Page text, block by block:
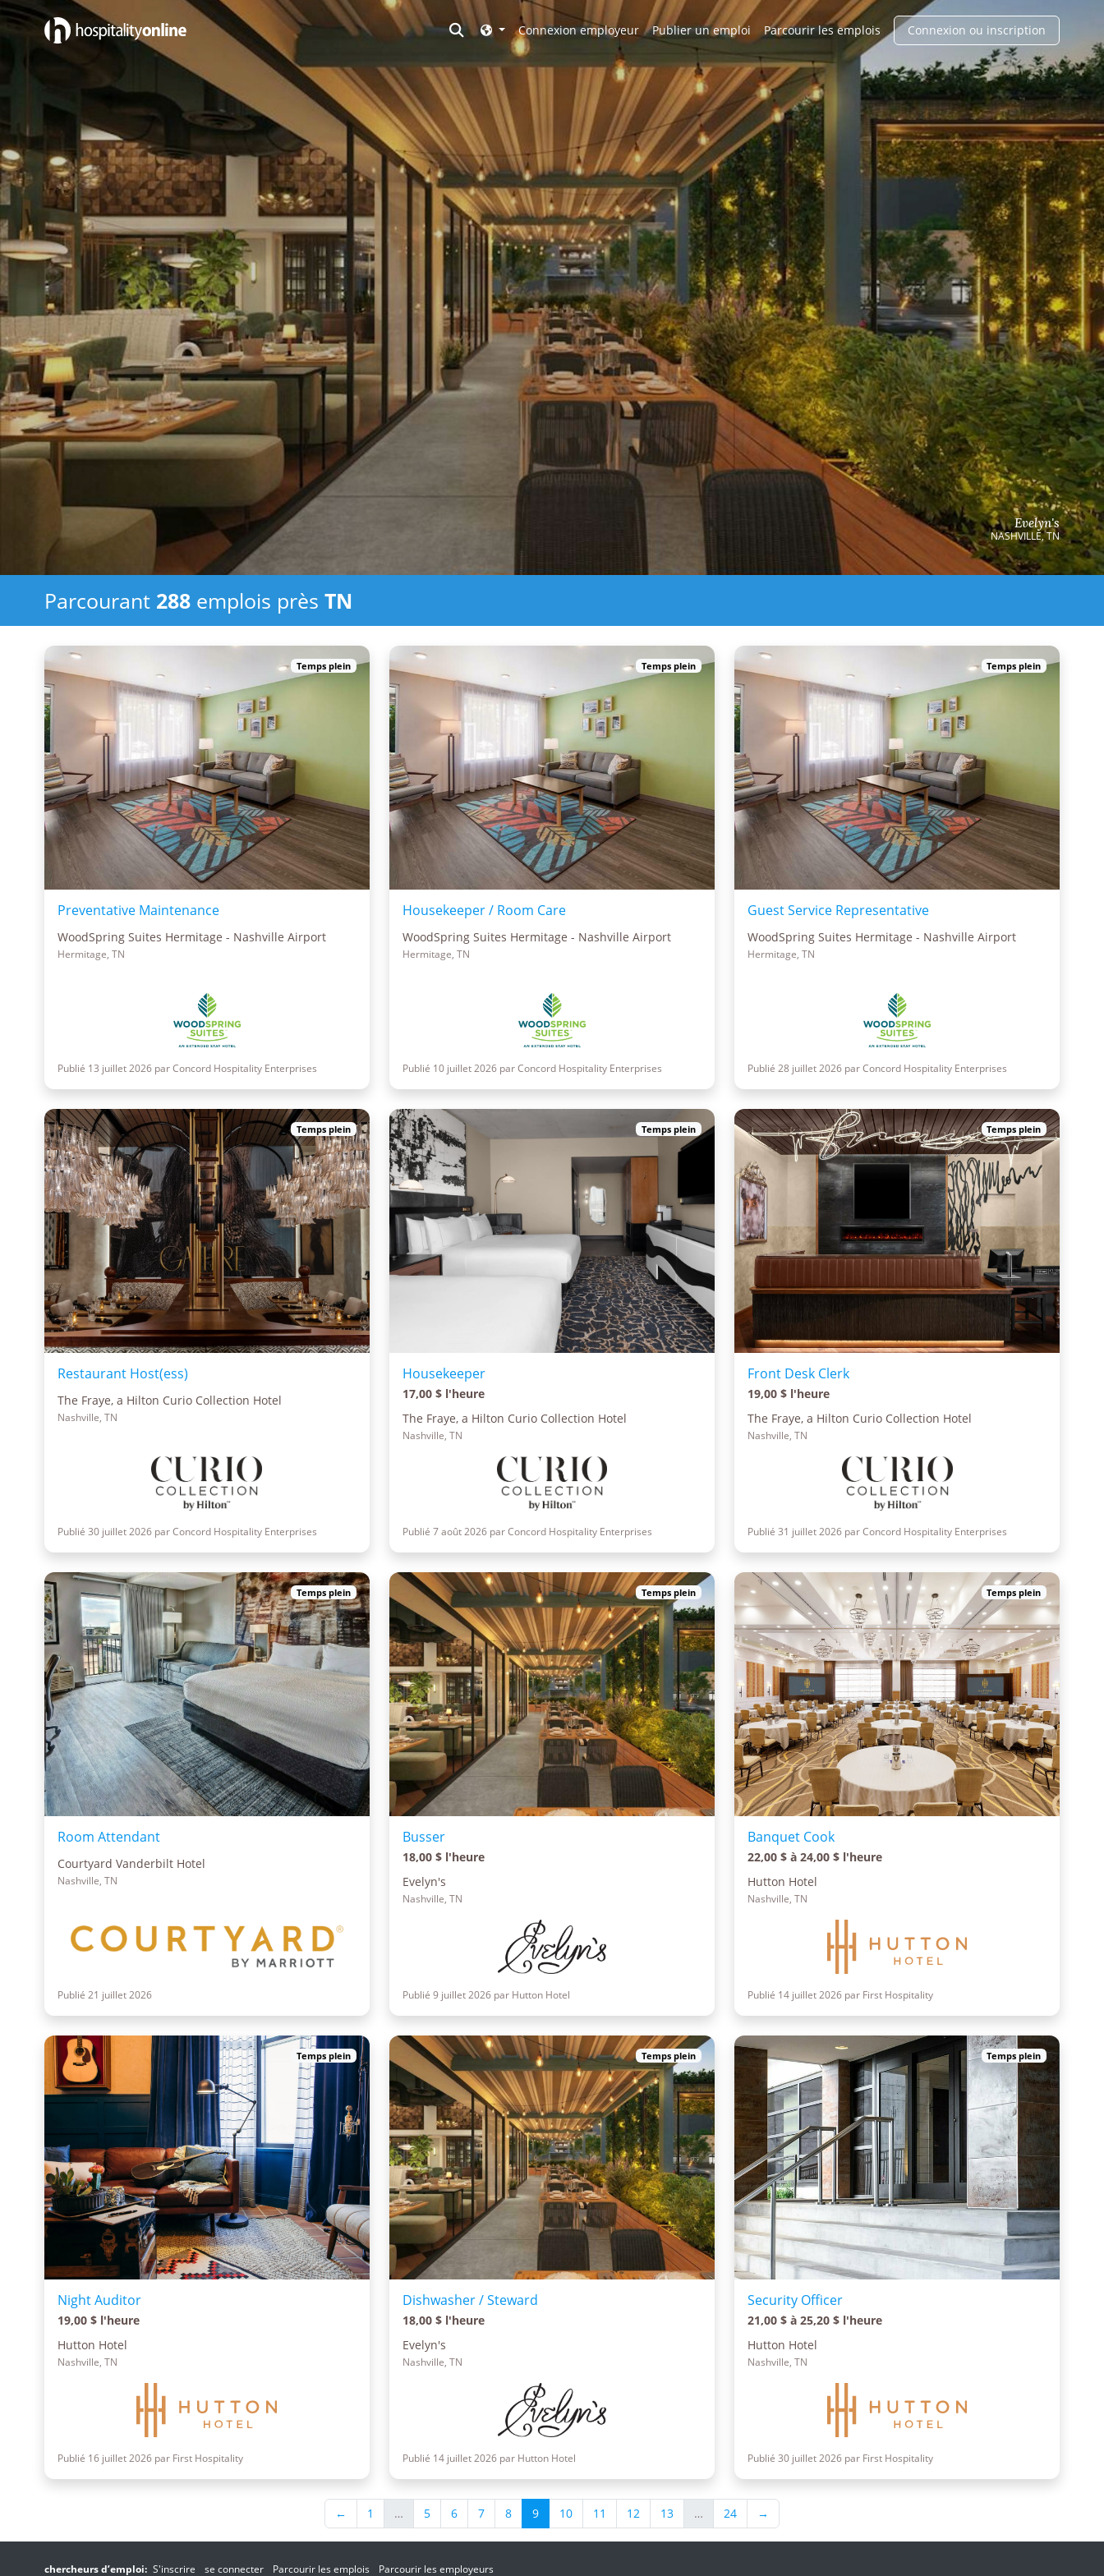
Toggle search
Connexion employeur Parcourir les emplois
Publier un emploi Connexion ou inscription
Evelyn's
NASHVILLE, TN
Emplois près TN
Parcourant 288emplois près TN
Temps plein
Preventative Maintenance
WoodSpring Suites Hermitage - Nashville Airport
Hermitage, TN
Publié 13 juillet 2026 par Concord Hospitality Enterprises
Temps plein
Housekeeper / Room Care
WoodSpring Suites Hermitage - Nashville Airport
Hermitage, TN
Publié 10 juillet 2026 par Concord Hospitality Enterprises
Temps plein
Guest Service Representative
WoodSpring Suites Hermitage - Nashville Airport
Hermitage, TN
Publié 28 juillet 2026 par Concord Hospitality Enterprises
Temps plein
Restaurant Host(ess)
The Fraye, a Hilton Curio Collection Hotel
Nashville, TN
Publié 30 juillet 2026 par Concord Hospitality Enterprises
Temps plein
Housekeeper
17,00 $ l'heure
The Fraye, a Hilton Curio Collection Hotel
Nashville, TN
Publié 7 août 2026 par Concord Hospitality Enterprises
Temps plein
Front Desk Clerk
19,00 $ l'heure
The Fraye, a Hilton Curio Collection Hotel
Nashville, TN
Publié 31 juillet 2026 par Concord Hospitality Enterprises
Temps plein
Room Attendant
Courtyard Vanderbilt Hotel
Nashville, TN
Publié 21 juillet 2026
Temps plein
Busser
18,00 $ l'heure
Evelyn's
Nashville, TN
Publié 9 juillet 2026 par Hutton Hotel
Temps plein
Banquet Cook
22,00 $ à 24,00 $ l'heure
Hutton Hotel
Nashville, TN
Publié 14 juillet 2026 par First Hospitality
Temps plein
Night Auditor
19,00 $ l'heure
Hutton Hotel
Nashville, TN
Publié 16 juillet 2026 par First Hospitality
Temps plein
Dishwasher / Steward
18,00 $ l'heure
Evelyn's
Nashville, TN
Publié 14 juillet 2026 par Hutton Hotel
Temps plein
Security Officer
21,00 $ à 25,20 $ l'heure
Hutton Hotel
Nashville, TN
Publié 30 juillet 2026 par First Hospitality
← 1 … 5 6 7 8 9 10 11 12 13 … 24 →
chercheurs d’emploi: S'inscrire se connecter Parcourir les emplois Parcourir les employeurs